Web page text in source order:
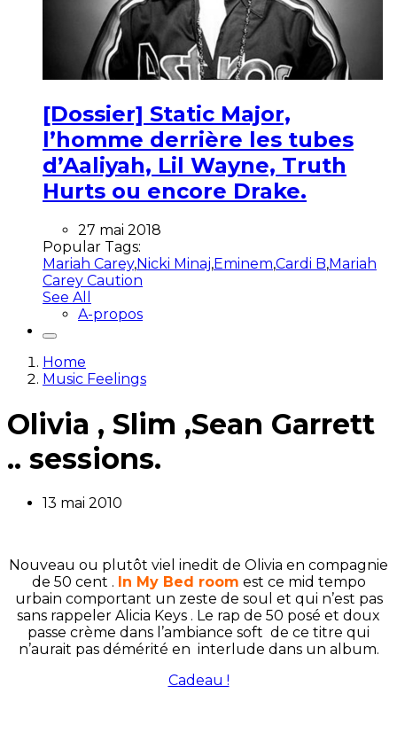
[Dossier] Static Major,
l’homme derrière les tubes
d’Aaliyah, Lil Wayne, Truth
Hurts ou encore Drake.
27 mai 2018
Popular Tags:
Mariah Carey,Nicki Minaj,Eminem,Cardi B,Mariah
Carey Caution
See All
A-propos
Home
Music Feelings
Olivia , Slim ,Sean Garrett
.. sessions.
13 mai 2010
Nouveau ou plutôt viel inedit de Olivia en compagnie
de 50 cent . In My Bed room est ce mid tempo
urbain comportant un zeste de soul et qui n’est pas
sans rappeler Alicia Keys . Le rap de 50 posé et doux
passe crème dans l’ambiance soft de ce titre qui
n’aurait pas démérité en interlude dans un album.
Cadeau !